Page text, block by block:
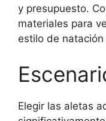
y presupuesto.
materiales para
estilo de
Elegir las aletas